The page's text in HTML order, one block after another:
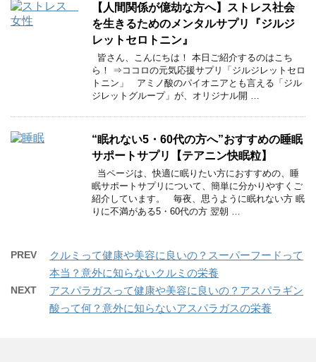
【人間関係が億劫な方へ】ストレス社会
を生きるためのメンタルサプリ『ジルジ
レットセロトニン』
皆さん、こんにちは！ 本日ご紹介するのはこち
ら！ ⇒ココロの元気応援サプリ「ジルジレットセロ
トニン」 アミノ酸のパイオニアとも言える「ジル
ジレットグループ」が、オリジナル開 …
“眠れない5・60代の方へ”おすすめの睡眠
サポートサプリ【テアニン快眠粒】
当ページは、快適に眠りたい方におすすめの、睡
眠サポートサプリについて、簡単に分かりやすくご
紹介しています。 毎夜、思うように眠れない方 眠
りに不満がある5・60代の方 翌朝 …
PREV
クルミって健康や美容に良いの？スーパーフードって
本当？意外に知らないクルミの栄養
NEXT
アスパラガスって健康や美容に良いの？アスパラギン
酸って何？意外に知らないアスパラガスの栄養